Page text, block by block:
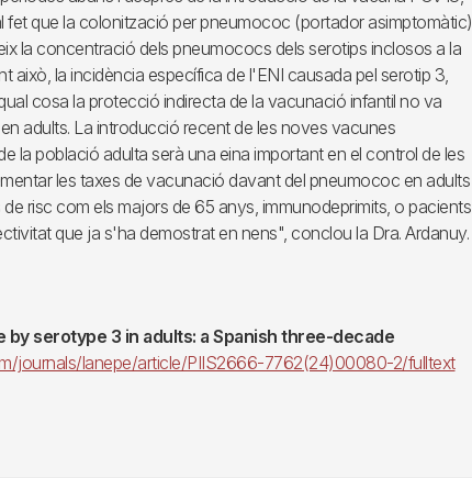
fet que la colonització per pneumococ (portador asimptomàtic)
la concentració dels pneumococs dels serotips inclosos a la
això, la incidència específica de l'ENI causada pel serotip 3,
cosa la protecció indirecta de la vacunació infantil no va
adults. La introducció recent de les noves vacunes
la població adulta serà una eina important en el control de les
les taxes de vacunació davant del pneumococ en adults
risc com els majors de 65 anys, immunodeprimits, o pacients
que ja s'ha demostrat en nens", conclou la Dra. Ardanuy.
by serotype 3 in adults: a Spanish three-decade
journals/lanepe/article/PIIS2666-7762(24)00080-2/fulltext